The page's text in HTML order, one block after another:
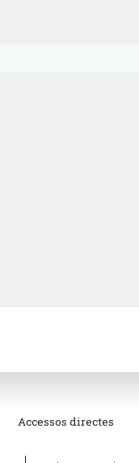
Accessos directes